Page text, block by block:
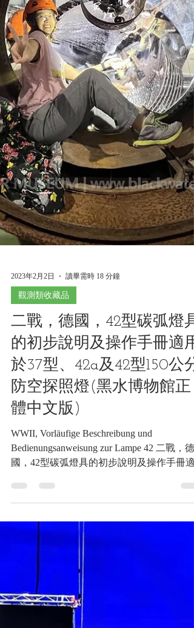
2023年2月2日 讀畢需時 18 分鐘
二戰，德國，42型碳弧燈具
於37型、42a及42型150公分
防空探照燈(黑水博物館正
體中文版)
Bedienungsanweisung zur Lampe 42 二戰，德
國，42型碳弧燈具的初步說明及操作手冊適
於37型、42a及42型150公分防空探照燈(黑水
博物館正體中文版)...